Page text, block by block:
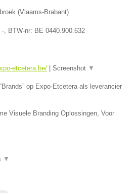
(Vlaams-Brabant)
- , BTW-nr: BE 0440.900.632
etcetera.be/ | Screenshot ▼
op Expo-Etcetera als leverancier
Visuele Branding Oplossingen, Voor
▼